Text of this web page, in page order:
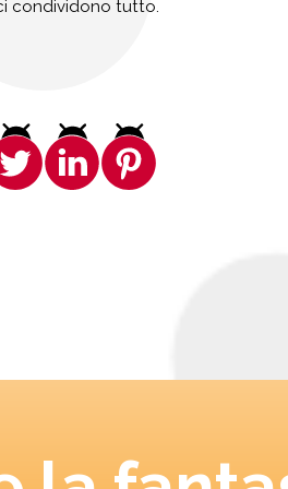
condividono tutto.